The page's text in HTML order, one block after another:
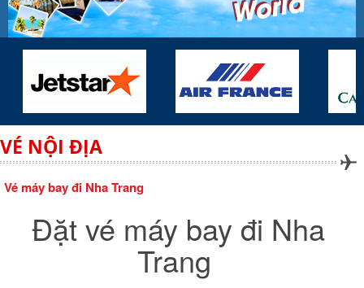
VÉ NỘI ĐỊA
Vé máy bay đi Nha Trang
Đặt vé máy bay đi Nha
Trang